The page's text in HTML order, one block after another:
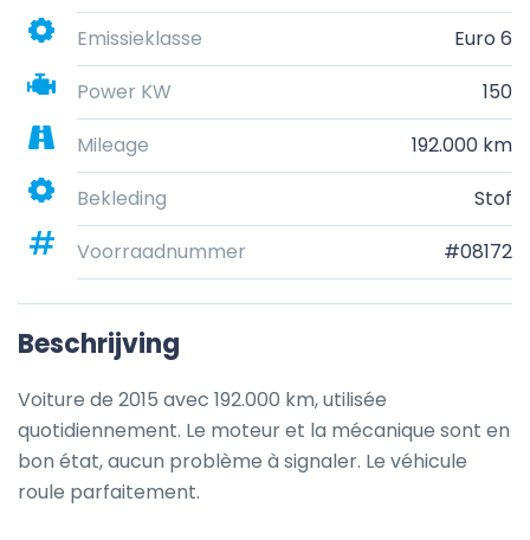
Emissieklasse
Euro 6
Power KW
150
Mileage
192.000 km
Bekleding
Stof
Voorraadnummer
#08172
Beschrijving
Voiture de 2015 avec 192.000 km, utilisée
quotidiennement. Le moteur et la mécanique sont en
bon état, aucun problème à signaler. Le véhicule
roule parfaitement.